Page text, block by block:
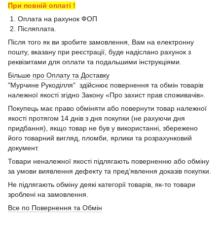
При повній оплаті !
1. Оплата на рахунок ФОП
2. Післяплата.
Після того як ви зробите замовлення, Вам на електронну
пошту, вказану при реєстрації, буде надіслано рахунок з
реквізитами для оплати та подальшими інструкціями.
Більше про Оплату та Доставку
"Мурчине Рукоділля" здійснює повернення та обмін товарів
належної якості згідно Закону «Про захист прав споживачів».
Покупець має право обміняти або повернути товар належної
якості протягом 14 днів з дня покупки (не рахуючи дня
придбання), якщо товар не був у використанні, збережено
його товарний вигляд, пломби, ярлики та розрахунковий
документ.
Товари неналежної якості підлягають поверненню або обміну
за умови виявлення дефекту та пред’явлення доказів покупки.
Не підлягають обміну деякі категорії товарів, як-то товари
зроблені на замовлення.
Все по Повернення та Обмін